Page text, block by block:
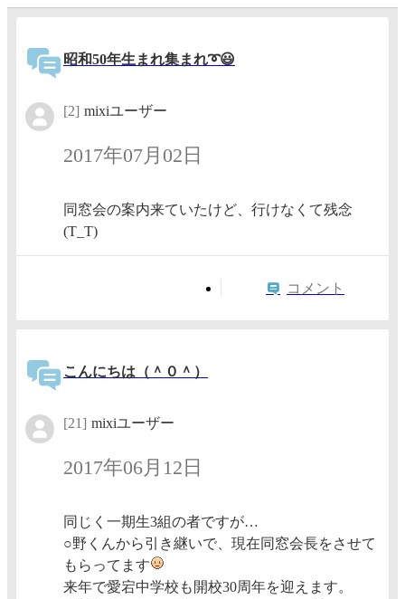
昭和50年生まれ集まれ➰😃
[2] mixiユーザー
2017年07月02日
同窓会の案内来ていたけど、行けなくて残念
(T_T)
コメント
こんにちは（＾０＾）
[21] mixiユーザー
2017年06月12日
同じく一期生3組の者ですが…
○野くんから引き継いで、現在同窓会長をさせて
もらってます
来年で愛宕中学校も開校30周年を迎えます。